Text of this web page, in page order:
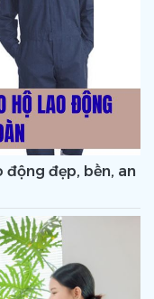
đẹp, bền, an